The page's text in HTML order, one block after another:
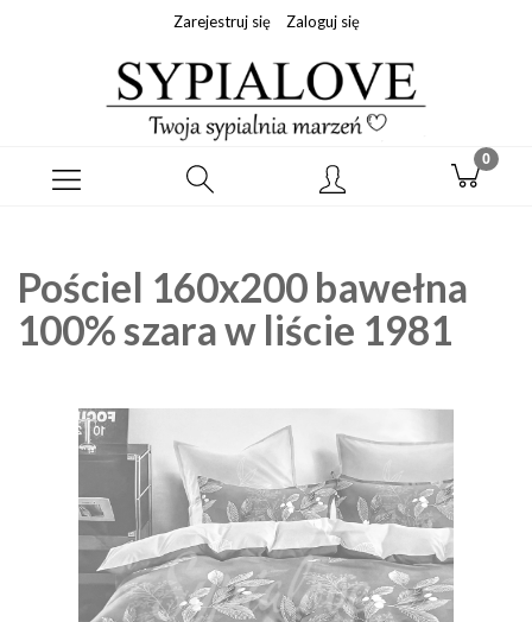
Zarejestruj się Zaloguj się
Pościel 160x200 bawełna
100% szara w liście 1981